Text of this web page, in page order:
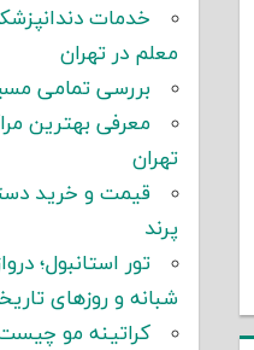
خدمات
معلم در تهران
بررسی تمامی
معرفی بهترین
تهران
قیمت و خرید
پرند
تور استانبول؛
شبانه و روزهای
کراتینه مو